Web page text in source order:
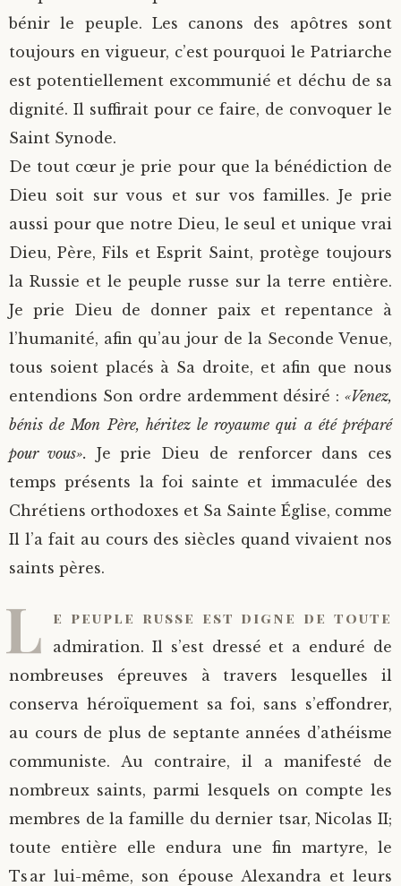
bénir le peuple. Les canons des apôtres sont
toujours en vigueur, c’est pourquoi le Patriarche
est potentiellement excommunié et déchu de sa
dignité. Il suffirait pour ce faire, de convoquer le
Saint Synode.
De tout cœur je prie pour que la bénédiction de
Dieu soit sur vous et sur vos familles. Je prie
aussi pour que notre Dieu, le seul et unique vrai
Dieu, Père, Fils et Esprit Saint, protège toujours
la Russie et le peuple russe sur la terre entière.
Je prie Dieu de donner paix et repentance à
l’humanité, afin qu’au jour de la Seconde Venue,
tous soient placés à Sa droite, et afin que nous
entendions Son ordre ardemment désiré : «Venez,
bénis de Mon Père, héritez le royaume qui a été préparé
pour vous». Je prie Dieu de renforcer dans ces
temps présents la foi sainte et immaculée des
Chrétiens orthodoxes et Sa Sainte Église, comme
Il l’a fait au cours des siècles quand vivaient nos
saints pères.
L e peuple russe est digne de toute
admiration. Il s’est dressé et a enduré de
nombreuses épreuves à travers lesquelles il
conserva héroïquement sa foi, sans s’effondrer,
au cours de plus de septante années d’athéisme
communiste. Au contraire, il a manifesté de
nombreux saints, parmi lesquels on compte les
membres de la famille du dernier tsar, Nicolas II;
toute entière elle endura une fin martyre, le
Tsar lui-même, son épouse Alexandra et leurs